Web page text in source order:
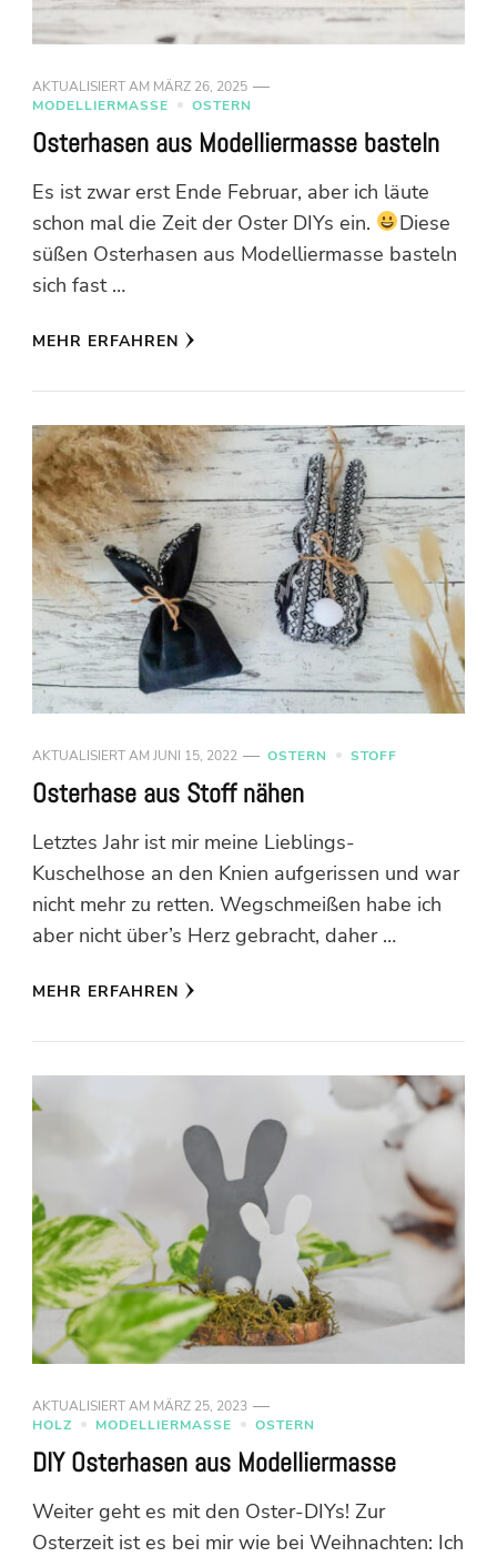
AKTUALISIERT AM MÄRZ 26, 2025
MODELLIERMASSE
OSTERN
Osterhasen aus Modelliermasse basteln
Es ist zwar erst Ende Februar, aber ich läute
schon mal die Zeit der Oster DIYs ein.
Diese
süßen Osterhasen aus Modelliermasse basteln
sich fast …
MEHR ERFAHREN
AKTUALISIERT AM JUNI 15, 2022 OSTERN STOFF
Osterhase aus Stoff nähen
Letztes Jahr ist mir meine Lieblings-
Kuschelhose an den Knien aufgerissen und war
nicht mehr zu retten. Wegschmeißen habe ich
aber nicht über’s Herz gebracht, daher …
MEHR ERFAHREN
AKTUALISIERT AM MÄRZ 25, 2023
HOLZ
MODELLIERMASSE OSTERN
DIY Osterhasen aus Modelliermasse
Weiter geht es mit den Oster-DIYs! Zur
Osterzeit ist es bei mir wie bei Weihnachten: Ich